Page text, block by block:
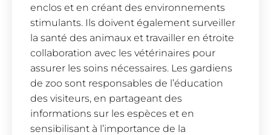
enclos et en créant des environnements
stimulants. Ils doivent également surveiller
la santé des animaux et travailler en étroite
collaboration avec les vétérinaires pour
assurer les soins nécessaires. Les gardiens
de zoo sont responsables de l’éducation
des visiteurs, en partageant des
informations sur les espèces et en
sensibilisant à l’importance de la